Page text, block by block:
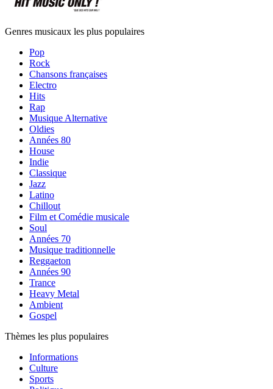
Genres musicaux les plus populaires
Pop
Rock
Chansons françaises
Electro
Hits
Rap
Musique Alternative
Oldies
Années 80
House
Indie
Classique
Jazz
Latino
Chillout
Film et Comédie musicale
Soul
Années 70
Musique traditionnelle
Reggaeton
Années 90
Trance
Heavy Metal
Ambient
Gospel
Thèmes les plus populaires
Informations
Culture
Sports